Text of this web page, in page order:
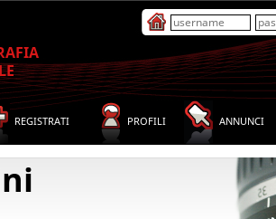
REGISTRATI PROFILI ANNUNCI